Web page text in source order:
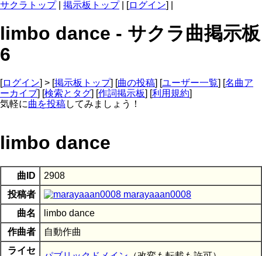
サクラトップ| 掲示板トップ| [ログイン] |
limbo dance - サクラ曲掲示板
6
[ログイン] > [掲示板トップ] [曲の投稿] [ユーザー一覧] [名曲ア
ーカイブ] [検索とタグ] [作詞掲示板] [利用規約]
気軽に曲を投稿してみましょう！
limbo dance
曲ID
2908
投稿者
marayaaan0008
曲名
limbo dance
作曲者
自動作曲
ライセ